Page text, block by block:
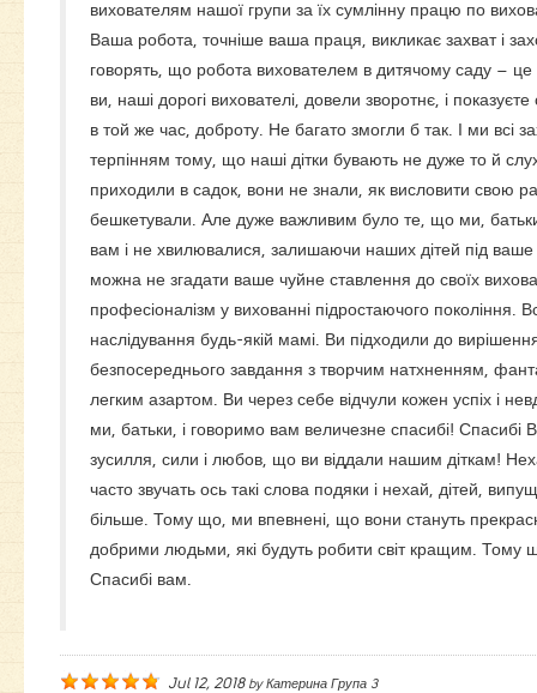
вихователям нашої групи за їх сумлінну працю по
Ваша робота, точніше ваша праця, викликає захват і
говорять, що робота вихователем в дитячому саду –
ви, наші дорогі вихователі, довели зворотнє, і показуєте
в той же час, доброту. Не багато змогли б так. І ми всі
терпінням тому, що наші дітки бувають не дуже то й
приходили в садок, вони не знали, як висловити свою
бешкетували. Але дуже важливим було те, що ми,
вам і не хвилювалися, залишаючи наших дітей під
можна не згадати ваше чуйне ставлення до своїх
професіоналізм у вихованні підростаючого покоління.
наслідування будь-якій мамі. Ви підходили до
безпосереднього завдання з творчим натхненням,
легким азартом. Ви через себе відчули кожен успіх і
ми, батьки, і говоримо вам величезне спасибі! Спасибі
зусилля, сили і любов, що ви віддали нашим діткам!
часто звучать ось такі слова подяки і нехай, дітей,
більше. Тому що, ми впевнені, що вони стануть
добрими людьми, які будуть робити світ кращим. Тому
Спасибі вам.
Jul 12, 2018byКатерина Група 3